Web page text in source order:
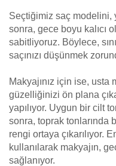
Seçtiğimiz saç modelini,
sonra, gece boyu kalıcı
sabitliyoruz. Böylece,
saçınızı düşünmek
Makyajınız için ise, usta
güzelliğinizi ön plana
yapılıyor. Uygun bir cilt
sonra, toprak tonlarında
rengi ortaya çıkarılıyor.
kullanılarak makyajın,
sağlanıyor.